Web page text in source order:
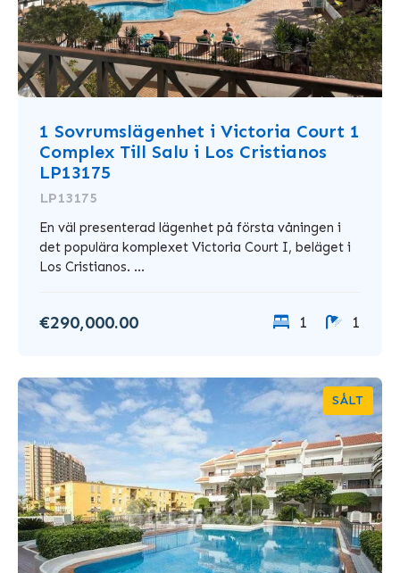
1 Sovrumslägenhet i Victoria Court 1
Complex Till Salu i Los Cristianos
LP13175
LP13175
En väl presenterad lägenhet på första våningen i
det populära komplexet Victoria Court I, beläget i
Los Cristianos. ...
€290,000.00 1 1
SÅLT